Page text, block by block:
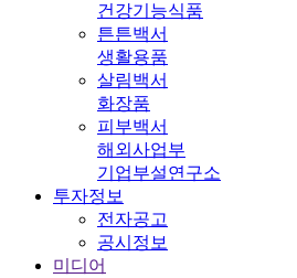
건강기능식품
튼튼백서
생활용품
살림백서
화장품
피부백서
해외사업부
기업부설연구소
투자정보
전자공고
공시정보
미디어